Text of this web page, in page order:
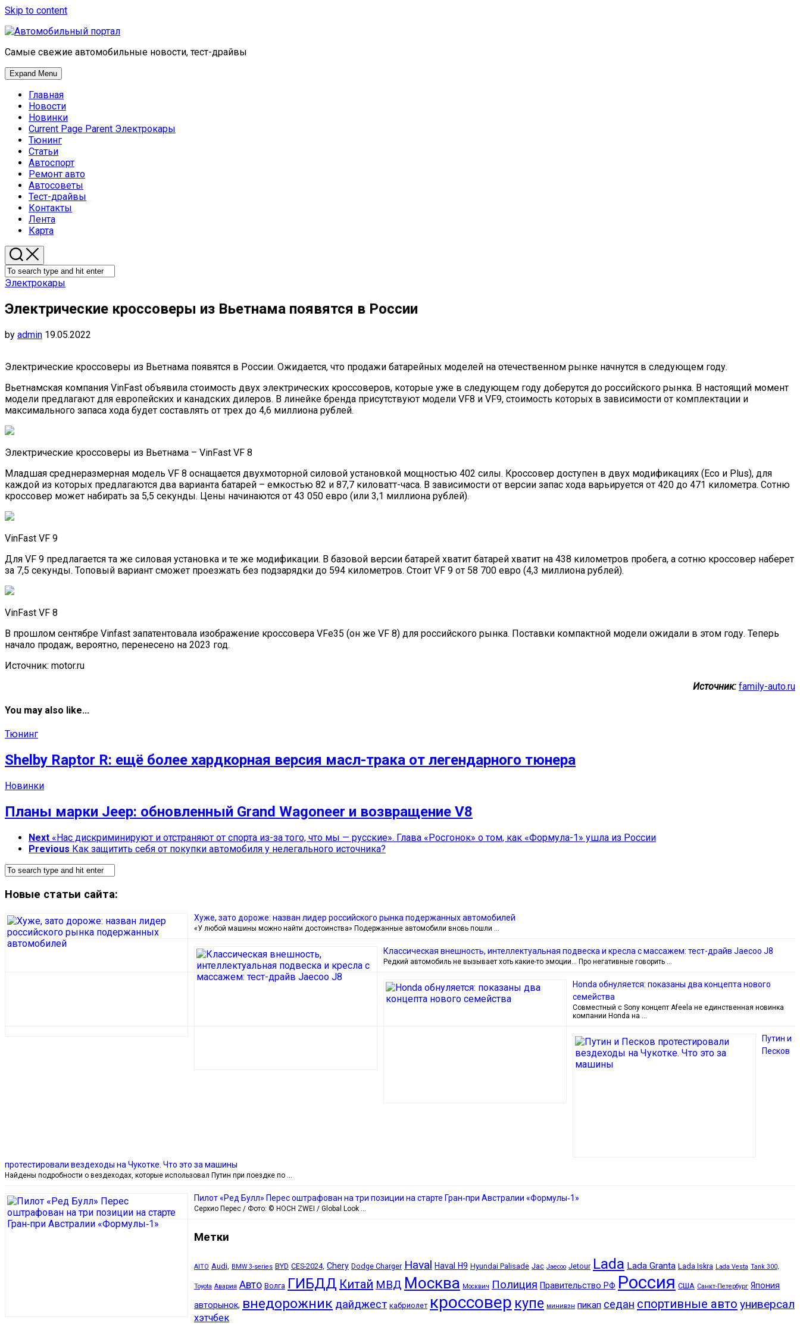
Skip to content
Самые свежие автомобильные новости, тест-драйвы
Expand Menu
Главная
Новости
Новинки
Current Page Parent Электрокары
Тюнинг
Статьи
Автоспорт
Ремонт авто
Автосоветы
Тест-драйвы
Контакты
Лента
Карта
Электрокары
Электрические кроссоверы из Вьетнама появятся в России
by admin 19.05.2022
Электрические кроссоверы из Вьетнама появятся в России. Ожидается, что продажи батарейных моделей на отечественном рынке начнутся в следующем году.
Вьетнамская компания VinFast объявила стоимость двух электрических кроссоверов, которые уже в следующем году доберутся до российского рынка. В настоящий момент
модели предлагают для европейских и канадских дилеров. В линейке бренда присутствуют модели VF8 и VF9, стоимость которых в зависимости от комплектации и
максимального запаса хода будет составлять от трех до 4,6 миллиона рублей.
Электрические кроссоверы из Вьетнама – VinFast VF 8
Младшая среднеразмерная модель VF 8 оснащается двухмоторной силовой установкой мощностью 402 силы. Кроссовер доступен в двух модификациях (Eco и Plus), для
каждой из которых предлагаются два варианта батарей – емкостью 82 и 87,7 киловатт-часа. В зависимости от версии запас хода варьируется от 420 до 471 километра. Сотню
кроссовер может набирать за 5,5 секунды. Цены начинаются от 43 050 евро (или 3,1 миллиона рублей).
VinFast VF 9
Для VF 9 предлагается та же силовая установка и те же модификации. В базовой версии батарей хватит батарей хватит на 438 километров пробега, а сотню кроссовер наберет
за 7,5 секунды. Топовый вариант сможет проезжать без подзарядки до 594 километров. Стоит VF 9 от 58 700 евро (4,3 миллиона рублей).
VinFast VF 8
В прошлом сентябре Vinfast запатентовала изображение кроссовера VFe35 (он же VF 8) для российского рынка. Поставки компактной модели ожидали в этом году. Теперь
начало продаж, вероятно, перенесено на 2023 год.
Источник: motor.ru
Источник: family-auto.ru
You may also like...
Тюнинг
Shelby Raptor R: ещё более хардкорная версия масл-трака от легендарного тюнера
Новинки
Планы марки Jeep: обновленный Grand Wagoneer и возвращение V8
Next «Нас дискриминируют и отстраняют от спорта из-за того, что мы — русские». Глава «Росгонок» о том, как «Формула-1» ушла из России
Previous Как защитить себя от покупки автомобиля у нелегального источника?
Новые статьи сайта:
Хуже, зато дороже: назван лидер российского рынка подержанных автомобилей
«У любой машины можно найти достоинства» Подержанные автомобили вновь пошли …
Классическая внешность, интеллектуальная подвеска и кресла с массажем: тест-драйв Jaecoo J8
Редкий автомобиль не вызывает хоть какие-то эмоции… Про негативные говорить …
Honda обнуляется: показаны два концепта нового
семейства
Совместный с Sony концепт Afeela не единственная новинка
компании Honda на …
Путин и
Песков
протестировали вездеходы на Чукотке. Что это за машины
Найдены подробности о вездеходах, которые использовал Путин при поездке по …
Пилот «Ред Булл» Перес оштрафован на три позиции на старте Гран‑при Австралии «Формулы‑1»
Серхио Перес / Фото: © HOCH ZWEI / Global Look …
Метки
AITO Audi, BMW 3-series BYD CES-2024, Chery Dodge Charger Haval Haval H9 Hyundai Palisade Jac Jaecoo Jetour Lada Lada Granta Lada Iskra Lada Vesta Tank 300,
Toyota Авария Авто Волга ГИБДД Китай МВД Москва Москвич Полиция Правительство РФ Россия США Санкт-Петербург Япония
авторынок, внедорожник дайджест кабриолет кроссовер купе минивэн пикап седан спортивные авто универсал
хэтчбек